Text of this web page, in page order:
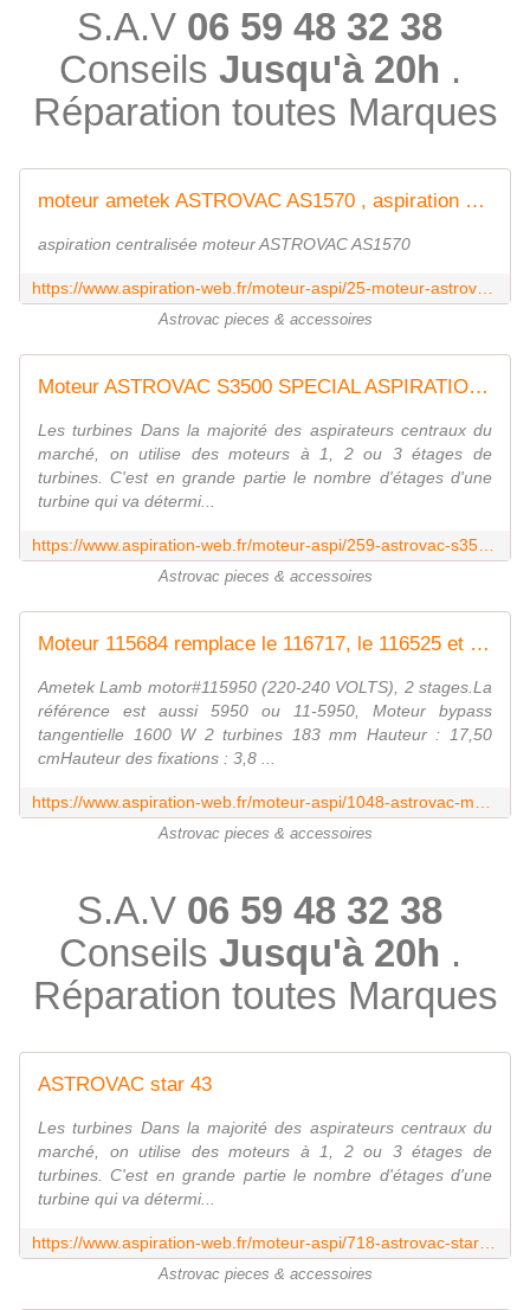
S.A.V 06 59 48 32 38
Conseils Jusqu'à 20h .
Réparation toutes Marques
moteur ametek ASTROVAC AS1570 , aspiration centralisée
aspiration centralisée moteur ASTROVAC AS1570
Astrovac pieces & accessoires
Moteur ASTROVAC S3500 SPECIAL ASPIRATION CENTRALISEE
Les turbines Dans la majorité des aspirateurs centraux du
marché, on utilise des moteurs à 1, 2 ou 3 étages de
turbines. C'est en grande partie le nombre d'étages d'une
turbine qui va détermi...
Astrovac pieces & accessoires
Moteur 115684 remplace le 116717, le 116525 et le 115590
Ametek Lamb motor#115950 (220-240 VOLTS), 2 stages.La
référence est aussi 5950 ou 11-5950, Moteur bypass
tangentielle 1600 W 2 turbines 183 mm Hauteur : 17,50
cmHauteur des fixations : 3,8 ...
Astrovac pieces & accessoires
S.A.V 06 59 48 32 38
Conseils Jusqu'à 20h .
Réparation toutes Marques
ASTROVAC star 43
Les turbines Dans la majorité des aspirateurs centraux du
marché, on utilise des moteurs à 1, 2 ou 3 étages de
turbines. C'est en grande partie le nombre d'étages d'une
turbine qui va détermi...
Astrovac pieces & accessoires